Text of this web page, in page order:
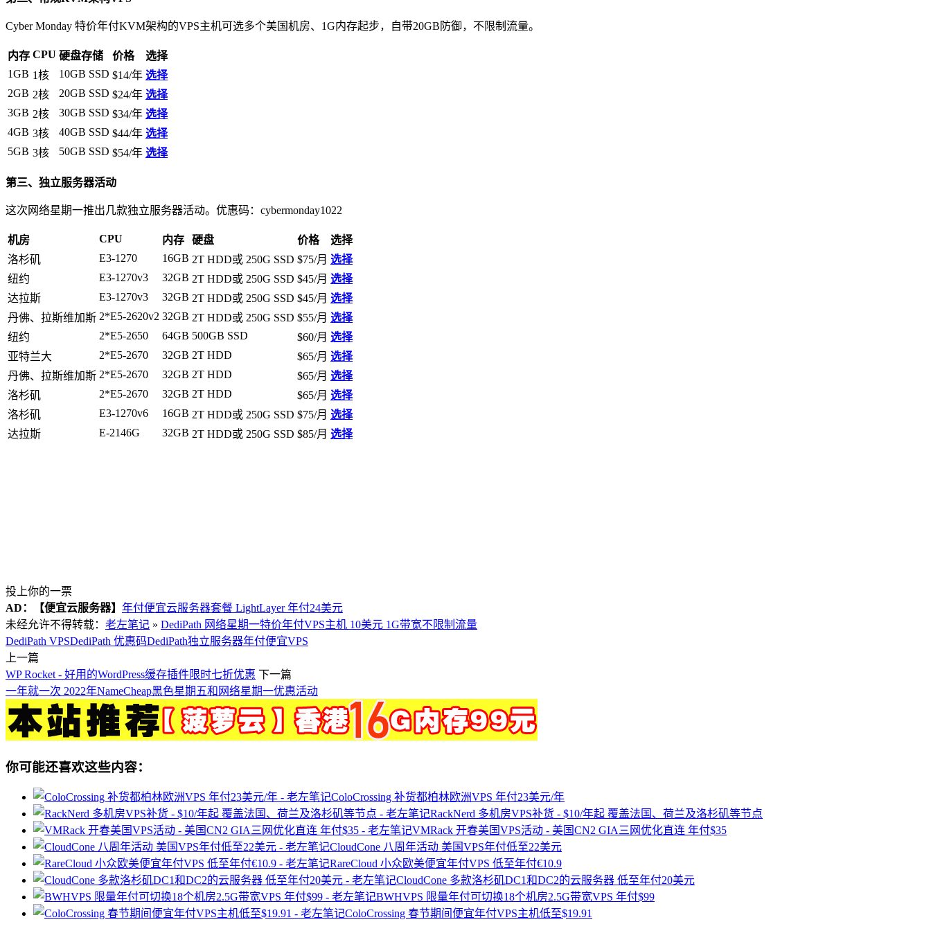
Cyber Monday 特价年付KVM架构的VPS主机可选多个美国机房、1G内存起步，自带20GB防御，不限制流量。
内存 CPU 硬盘存储 价格
选择
1GB 1核 10GB SSD $14/年 选择
2GB 2核 20GB SSD $24/年 选择
3GB 2核 30GB SSD $34/年 选择
4GB 3核 40GB SSD $44/年 选择
5GB 3核 50GB SSD $54/年 选择
第三、独立服务器活动
这次网络星期一推出几款独立服务器活动。优惠码： cybermonday1022
机房 CPU 内存 硬盘 价格
选择
洛杉矶
E3-1270 16GB 2T HDD或 250G SSD $75/月 选择
纽约
E3-1270v3 32GB 2T HDD或 250G SSD $45/月 选择
达拉斯
E3-1270v3 32GB 2T HDD或 250G SSD $45/月 选择
丹佛、拉斯维加斯 2*E5-2620v2 32GB 2T HDD或 250G SSD $55/月 选择
纽约
2*E5-2650 64GB 500GB SSD $60/月 选择
亚特兰大
2*E5-2670 32GB 2T HDD $65/月 选择
丹佛、拉斯维加斯 2*E5-2670 32GB 2T HDD $65/月 选择
洛杉矶
2*E5-2670 32GB 2T HDD $65/月 选择
洛杉矶
E3-1270v6 16GB 2T HDD或 250G SSD $75/月 选择
达拉斯
E-2146G 32GB 2T HDD或 250G SSD $85/月 选择
投上你的一票
AD：
【便宜云服务器】 年付便宜云服务器套餐 LightLayer 年付24美元
未经允许不得转载： 老左笔记 » DediPath 网络星期一特价年付VPS主机 10美元 1G带宽不限制流量
DediPath VPSDediPath 优惠码DediPath独立服务器年付便宜VPS
上一篇
WP Rocket - 好用的WordPress缓存插件限时七折优惠 下一篇
一年就一次 2022年NameCheap黑色星期五和网络星期一优惠活动
你可能还喜欢这些内容：
ColoCrossing 补货都柏林欧洲VPS 年付23美元/年
RackNerd 多机房VPS补货 - $10/年起 覆盖法国、荷兰及洛杉矶等节点
VMRack 开春美国VPS活动 - 美国CN2 GIA三网优化直连 年付$35
CloudCone 八周年活动 美国VPS年付低至22美元
RareCloud 小众欧美便宜年付VPS 低至年付€10.9
CloudCone 多款洛杉矶DC1和DC2的云服务器 低至年付20美元
BWHVPS 限量年付可切换18个机房2.5G带宽VPS 年付$99
ColoCrossing 春节期间便宜年付VPS主机低至$19.91